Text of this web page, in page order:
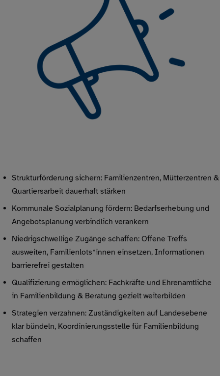
Strukturförderung sichern: Familienzentren, Mütterzentren &
Quartiersarbeit dauerhaft stärken
Kommunale Sozialplanung fördern: Bedarfserhebung und
Angebotsplanung verbindlich verankern
Niedrigschwellige Zugänge schaffen: Offene Treffs
ausweiten, Familienlots*innen einsetzen, Informationen
barrierefrei gestalten
Qualifizierung ermöglichen: Fachkräfte und Ehrenamtliche
in Familienbildung & Beratung gezielt weiterbilden
Strategien verzahnen: Zuständigkeiten auf Landesebene
klar bündeln, Koordinierungsstelle für Familienbildung
schaffen